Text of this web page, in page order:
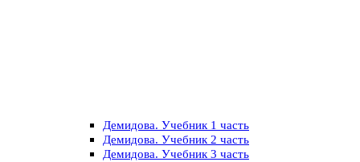
Демидова. Учебник 1 часть
Демидова. Учебник 2 часть
Демидова. Учебник 3 часть